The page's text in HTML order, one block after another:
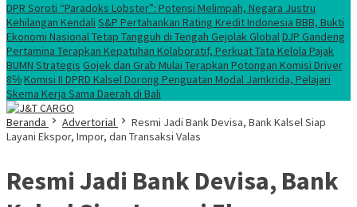
DPR Soroti “Paradoks Lobster”: Potensi Melimpah, Negara Justru
Kehilangan Kendali S&P Pertahankan Rating Kredit Indonesia BBB, Bukti
Ekonomi Nasional Tetap Tangguh di Tengah Gejolak GlobalDJP Gandeng
Pertamina Terapkan Kepatuhan Kolaboratif, Perkuat Tata Kelola Pajak
BUMN Strategis Gojek dan Grab Mulai Terapkan Potongan Komisi Driver
8℅Komisi II DPRD Kalsel Dorong Penguatan Modal Jamkrida, Pelajari
Skema Kerja Sama Daerah di Bali
Beranda
Advertorial
Resmi Jadi Bank Devisa, Bank Kalsel Siap
Layani Ekspor, Impor, dan Transaksi Valas
Resmi Jadi Bank Devisa, Bank